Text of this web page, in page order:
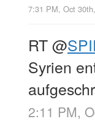
7:31 PM, Oct
RT@
Syrien
2:11 PM,